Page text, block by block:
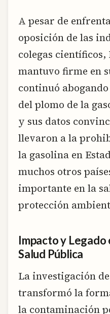
A pesar de
oposición de las
colegas científicos,
mantuvo firme en
continuó
del plomo de la
y sus datos
llevaron a la
la gasolina en
muchos otros
importante en la
protección
Impacto y Legado
Salud Pública
La investigación
transformó la
la contaminación